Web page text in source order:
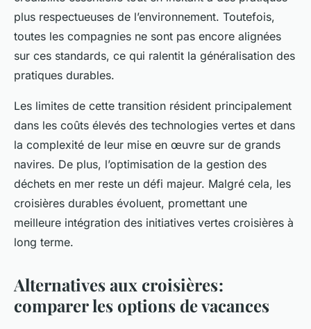
plus respectueuses de l’environnement. Toutefois,
toutes les compagnies ne sont pas encore alignées
sur ces standards, ce qui ralentit la généralisation des
pratiques durables.
Les limites de cette transition résident principalement
dans les coûts élevés des technologies vertes et dans
la complexité de leur mise en œuvre sur de grands
navires. De plus, l’optimisation de la gestion des
déchets en mer reste un défi majeur. Malgré cela, les
croisières durables évoluent, promettant une
meilleure intégration des initiatives vertes croisières à
long terme.
Alternatives aux croisières :
comparer les options de vacances